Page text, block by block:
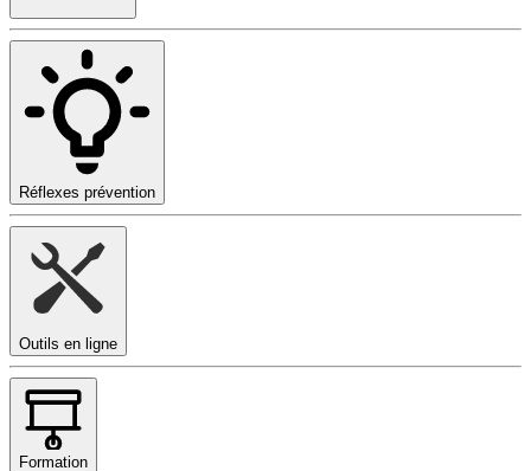
Réflexes prévention
Outils en ligne
Formation